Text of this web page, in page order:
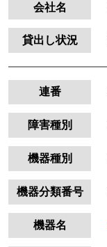
会社名
貸出し状況
連番
障害種別
機器種別
機器分類番号
機器名